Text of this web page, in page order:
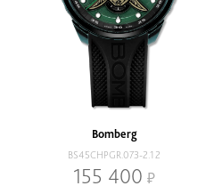
Bomberg
BS45CHPGR.073-2.12
155 400